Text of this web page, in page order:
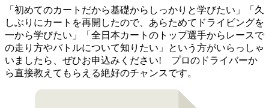
「初めてのカートだから基礎からしっかりと学びたい」「久
しぶりにカートを再開したので、あらためてドライビングを
一から学びたい」「全日本カートのトップ選手からレースで
の走り方やバトルについて知りたい」という方がいらっしゃ
いましたら、ぜひお申込みください! プロのドライバーか
ら直接教えてもらえる絶好のチャンスです。